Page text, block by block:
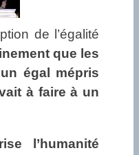
de l’égalité
que les
égal mépris
à faire à un
l’humanité